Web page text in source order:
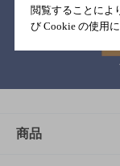
商品
閲覧することによ
び Cookie の使用